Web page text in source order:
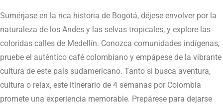
Sumérjase en la rica historia de Bogotá, déjese envolver por la
naturaleza de los Andes y las selvas tropicales, y explore las
coloridas calles de Medellín. Conozca comunidades indígenas,
pruebe el auténtico café colombiano y empápese de la vibrante
cultura de este país sudamericano. Tanto si busca aventura,
cultura o relax, este itinerario de 4 semanas por Colombia
promete una experiencia memorable. Prepárese para dejarse